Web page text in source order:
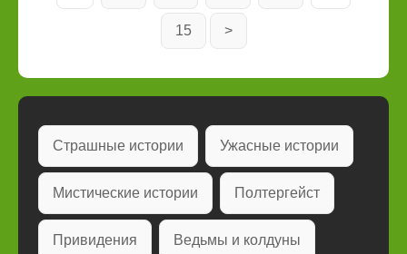
15 >
Страшные истории Ужасные истории
Мистические истории Полтергейст
Привидения Ведьмы и колдуны